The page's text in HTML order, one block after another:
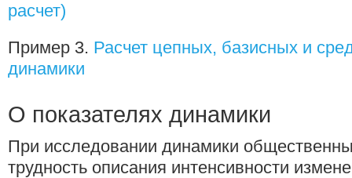
расчет)
Пример 3. Расчет цепных, базисных и
динамики
О показателях динамики
При исследовании динамики
трудность описания интенсивности